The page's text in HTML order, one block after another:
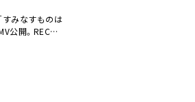
すみなすものは
公開。RECの
Little Thing・